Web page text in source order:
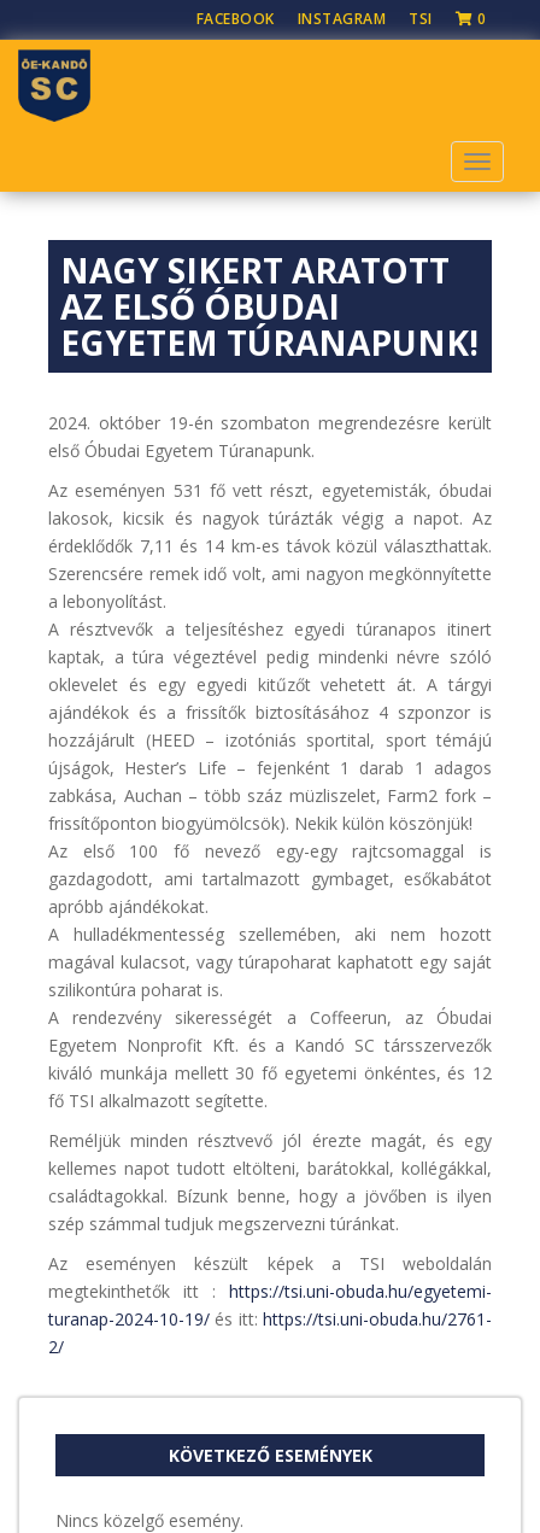
k
FACEBOOK INSTAGRAM TSI 0
NAGY SIKERT ARATOTT
AZ ELSŐ ÓBUDAI
EGYETEM TÚRANAPUNK!
2024. október 19-én szombaton megrendezésre került
első Óbudai Egyetem Túranapunk.
Az eseményen 531 fő vett részt, egyetemisták, óbudai
lakosok, kicsik és nagyok túrázták végig a napot. Az
érdeklődők 7,11 és 14 km-es távok közül választhattak.
Szerencsére remek idő volt, ami nagyon megkönnyítette
a lebonyolítást.
A résztvevők a teljesítéshez egyedi túranapos itinert
kaptak, a túra végeztével pedig mindenki névre szóló
oklevelet és egy egyedi kitűzőt vehetett át. A tárgyi
ajándékok és a frissítők biztosításához 4 szponzor is
hozzájárult (HEED – izotóniás sportital, sport témájú
újságok, Hester’s Life – fejenként 1 darab 1 adagos
zabkása, Auchan – több száz müzliszelet, Farm2 fork –
frissítőponton biogyümölcsök). Nekik külön köszönjük!
Az első 100 fő nevező egy-egy rajtcsomaggal is
gazdagodott, ami tartalmazott gymbaget, esőkabátot
apróbb ajándékokat.
A hulladékmentesség szellemében, aki nem hozott
magával kulacsot, vagy túrapoharat kaphatott egy saját
szilikontúra poharat is.
A rendezvény sikerességét a Coffeerun, az Óbudai
Egyetem Nonprofit Kft. és a Kandó SC társszervezők
kiváló munkája mellett 30 fő egyetemi önkéntes, és 12
fő TSI alkalmazott segítette.
Reméljük minden résztvevő jól érezte magát, és egy
kellemes napot tudott eltölteni, barátokkal, kollégákkal,
családtagokkal. Bízunk benne, hogy a jövőben is ilyen
szép számmal tudjuk megszervezni túránkat.
Az eseményen készült képek a TSI weboldalán
megtekinthetők itt : https://tsi.uni-obuda.hu/egyetemi-
turanap-2024-10-19/ és itt: https://tsi.uni-obuda.hu/2761-
2/
KÖVETKEZŐ ESEMÉNYEK
Nincs közelgő esemény.